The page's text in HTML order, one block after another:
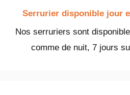
Serrurier disponible jour
Nos serruriers sont
comme de nuit, 7 jours